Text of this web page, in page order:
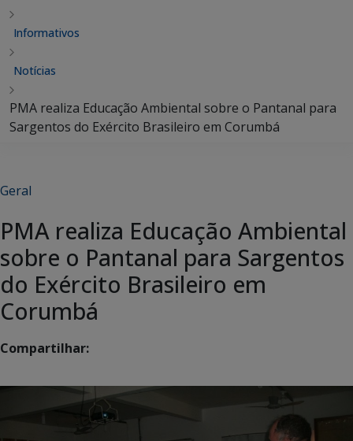
Informativos
Notícias
PMA realiza Educação Ambiental sobre o Pantanal para
Sargentos do Exército Brasileiro em Corumbá
Geral
PMA realiza Educação Ambiental
sobre o Pantanal para Sargentos
do Exército Brasileiro em
Corumbá
Compartilhar: